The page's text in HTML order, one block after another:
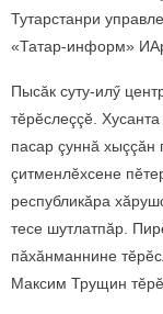
Тутарстанри
«Татар-информ»
Пысăк суту-илӳ
тӗрӗслеççӗ.
пасар çуннă хыççăн
çитменлӗхсене
республикăра
тесе шутлатпăр.
пăхăнманнине
Максим Трущин